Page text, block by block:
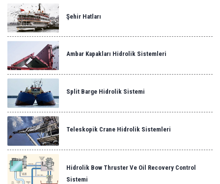
Şehir Hatları
Ambar Kapakları Hidrolik Sistemleri
Split Barge Hidrolik Sistemi
Teleskopik Crane Hidrolik Sistemleri
Hidrolik Bow Thruster Ve Oil Recovery Control
Sistemi